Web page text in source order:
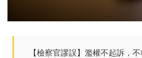
【檢察官謬誤】濫權不起訴，